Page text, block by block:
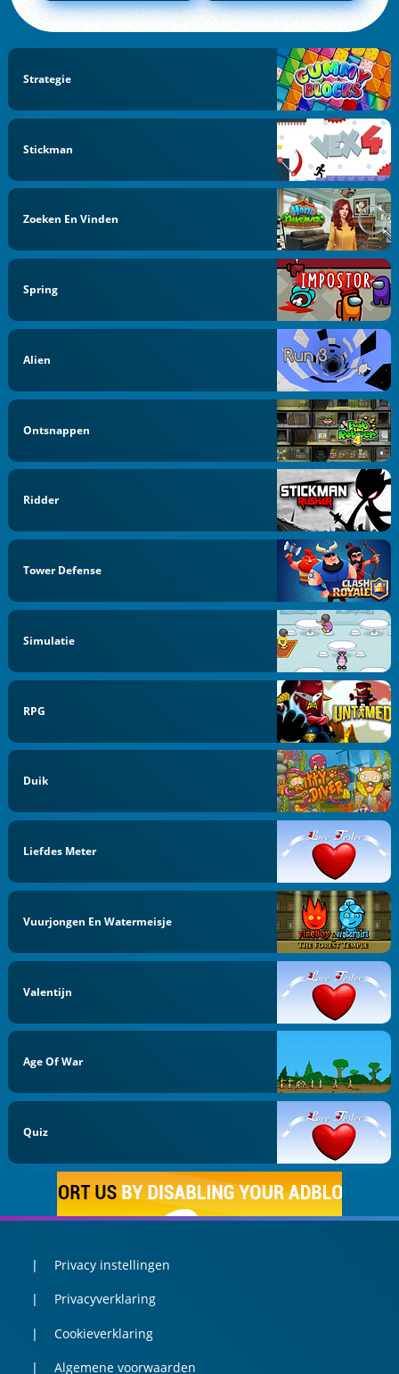
Strategie
Stickman
Zoeken En Vinden
Spring
Alien
Ontsnappen
Ridder
Tower Defense
Simulatie
RPG
Duik
Liefdes Meter
Vuurjongen En Watermeisje
Valentijn
Age Of War
Quiz
Privacy instellingen
Privacyverklaring
Cookieverklaring
Algemene voorwaarden